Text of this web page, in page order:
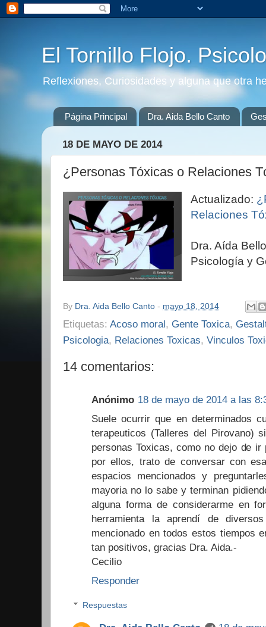
El Tornillo Flojo.
Reflexiones, Curiosidades y alguna que otra
Página Principal Dra. Aida Bello Canto
18 DE MAYO DE 2014
¿Personas Tóxicas o Relaciones
Actualizado:
Relaciones
Dra. Aída
Psicología y
By Dra. Aida Bello Canto - mayo 18, 2014
Etiquetas: Acoso moral, Gente Toxica,
Psicologia, Relaciones Toxicas, Vinculos
14 comentarios:
Anónimo 18 de mayo de 2014 a las
Suele ocurrir que en determinados
terapeuticos (Talleres del Pirovano)
personas Toxicas, como no dejo de
por ellos, trato de conversar con
espacios mencionados y
mayoria no lo sabe y terminan
alguna forma de considerarme en
herramienta la aprendí de
mencionado en todos estos tiempos
tan positivos, gracias Dra. Aida.-
Cecilio
Responder
Respuestas